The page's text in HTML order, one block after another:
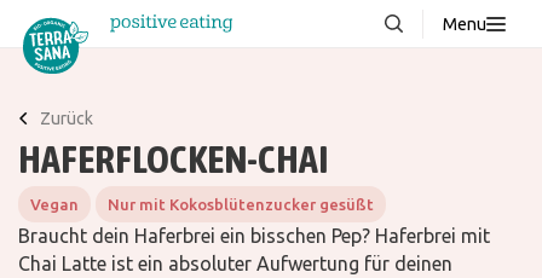
Menu
Über uns
Wissenswertes
Rezepte
Zurück
HAFERFLOCKEN-CHAI
Vegan Nur mit Kokosblütenzucker gesüßt
Braucht dein Haferbrei ein bisschen Pep? Haferbrei mit
Chai Latte ist ein absoluter Aufwertung für deinen